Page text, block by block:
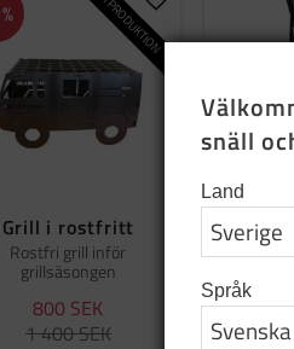
Grill i rostfritt
Rostfri grill inför
grillsäsongen
800 SEK
1 400SEK
% NYPRODUKTIONLägg till i
Bag
95
snäll
Land
Språk